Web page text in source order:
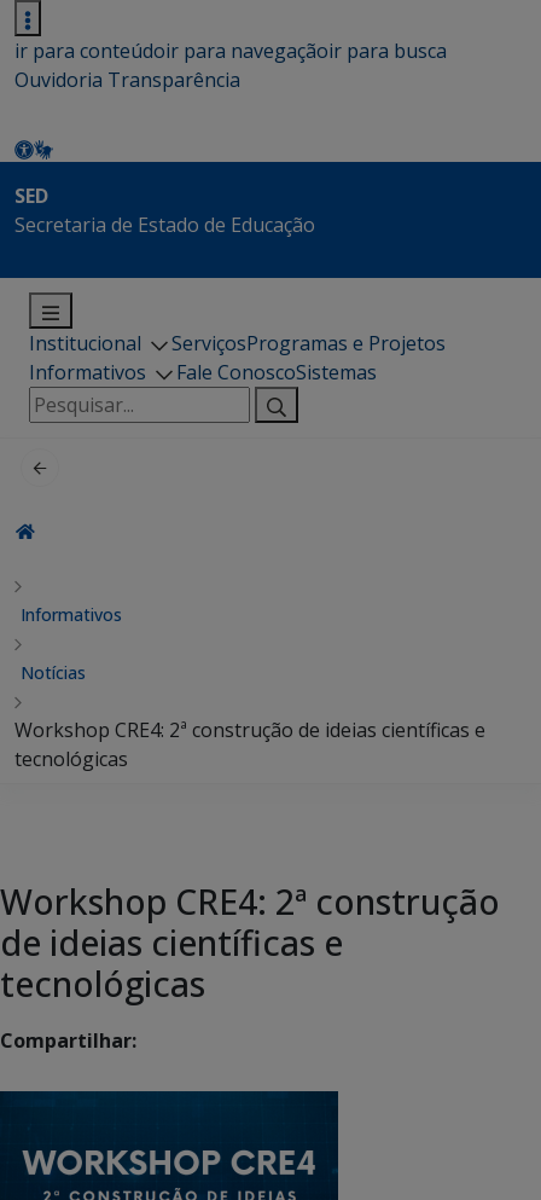
ir para conteúdoir para navegaçãoir para busca
Ouvidoria Transparência
SED
Secretaria de Estado de Educação
Institucional ServiçosProgramas e Projetos
Informativos
Fale ConoscoSistemas
Pesquisar
por:
Informativos
Notícias
Workshop CRE4: 2ª construção de ideias científicas e
tecnológicas
Workshop CRE4: 2ª construção
de ideias científicas e
tecnológicas
Compartilhar: